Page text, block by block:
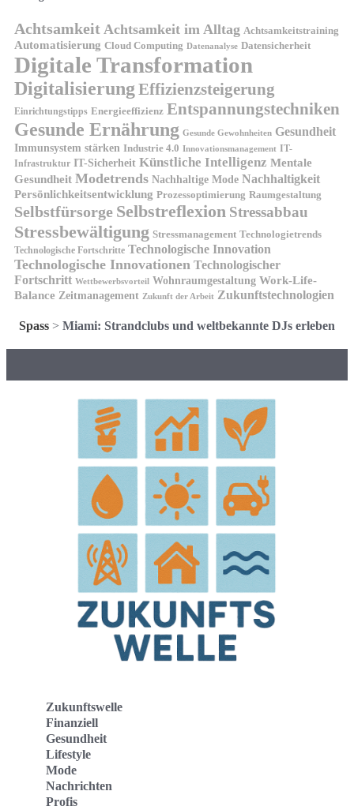
Achtsamkeit Achtsamkeit im Alltag Achtsamkeitstraining
Automatisierung Cloud Computing Datenanalyse Datensicherheit
Digitale Transformation
Digitalisierung Effizienzsteigerung
Einrichtungstipps Energieeffizienz Entspannungstechniken
Gesunde Ernährung Gesunde Gewohnheiten Gesundheit
Immunsystem stärken Industrie 4.0 Innovationsmanagement IT-
Infrastruktur IT-Sicherheit Künstliche Intelligenz Mentale
Gesundheit Modetrends Nachhaltige Mode Nachhaltigkeit
Persönlichkeitsentwicklung Prozessoptimierung Raumgestaltung
Selbstfürsorge Selbstreflexion Stressabbau
Stressbewältigung Stressmanagement Technologietrends
Technologische Fortschritte Technologische Innovation
Technologische Innovationen Technologischer
Fortschritt Wettbewerbsvorteil Wohnraumgestaltung Work-Life-
Balance Zeitmanagement Zukunft der Arbeit Zukunftstechnologien
Spass > Miami: Strandclubs und weltbekannte DJs erleben
Zukunftswelle
Finanziell
Gesundheit
Lifestyle
Mode
Nachrichten
Profis